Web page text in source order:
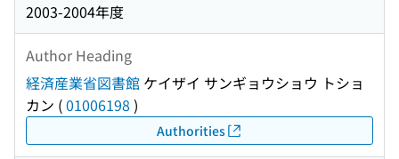
2003-2004年度
Author Heading
経済産業省図書館 ケイザイ サンギョウショウ トショ
カン (01006198 )
Authorities